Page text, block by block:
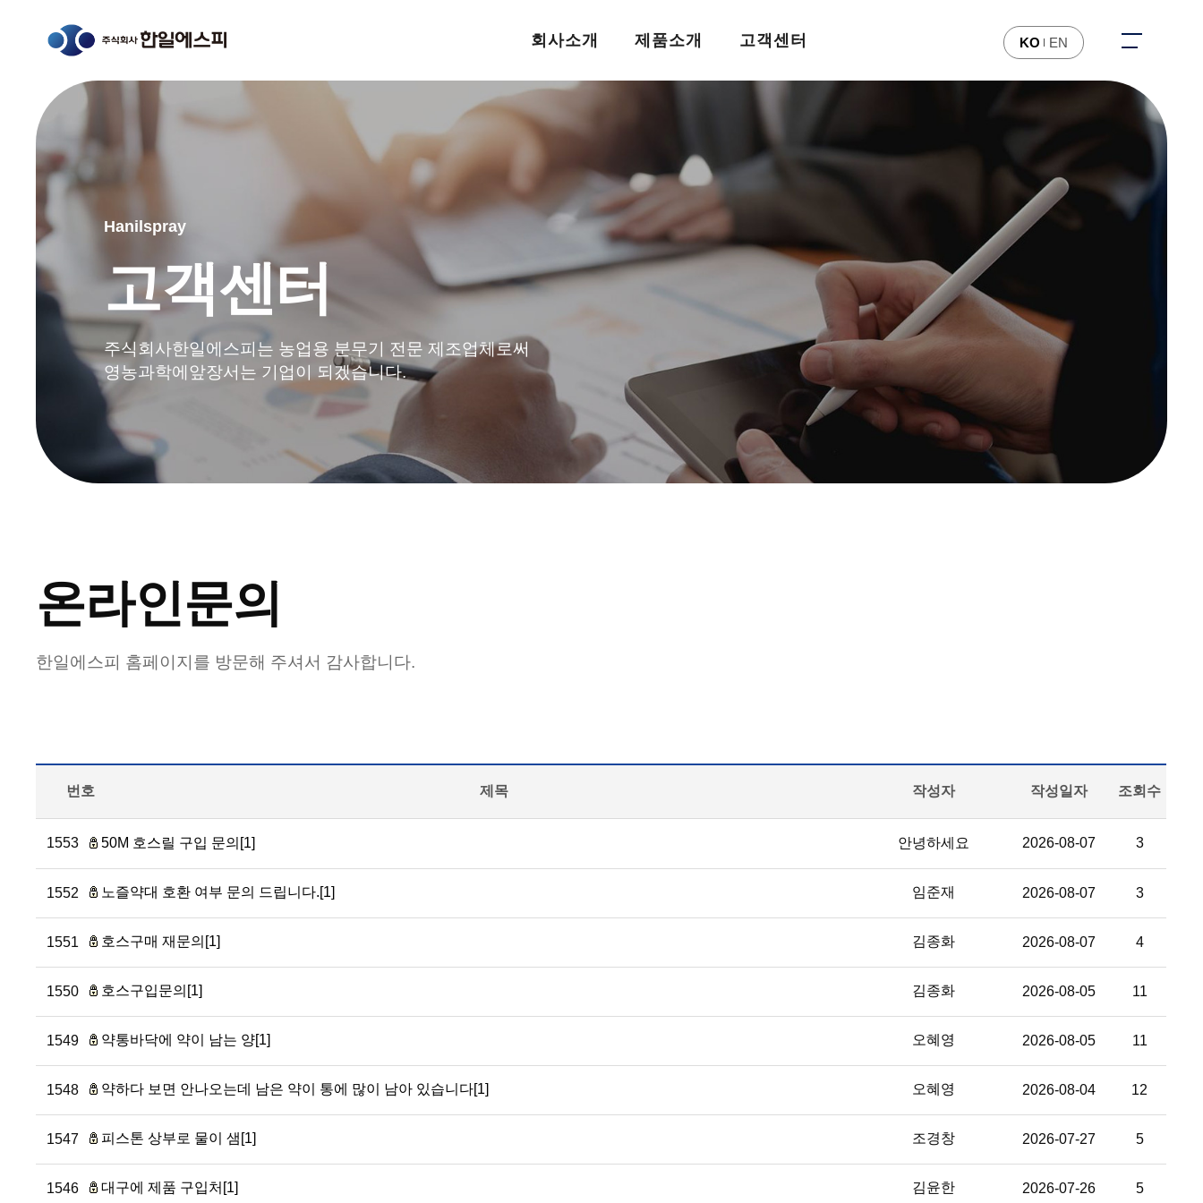
회사소개 제품소개 고객센터 KO EN
Hanilspray
고객센터
주식회사한일에스피는 농업용 분무기 전문 제조업체로써
영농과학에앞장서는 기업이 되겠습니다.
온라인문의
한일에스피 홈페이지를 방문해 주셔서 감사합니다.
번호 제목 작성자 작성일자 조회수
1553 50M 호스릴 구입 문의[1] 안녕하세요 2026-08-07 3
1552 노즐약대 호환 여부 문의 드립니다.[1] 임준재 2026-08-07 3
1551 호스구매 재문의[1] 김종화 2026-08-07 4
1550 호스구입문의[1] 김종화 2026-08-05 11
1549 약통바닥에 약이 남는 양[1] 오혜영 2026-08-05 11
1548 약하다 보면 안나오는데 남은 약이 통에 많이 남아 있습니다[1] 오혜영 2026-08-04 12
1547 피스톤 상부로 물이 샘[1] 조경창 2026-07-27 5
1546 대구에 제품 구입처[1] 김윤한 2026-07-26 5